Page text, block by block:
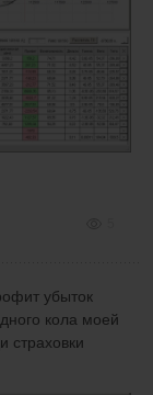
убыток
кола моей
страховки